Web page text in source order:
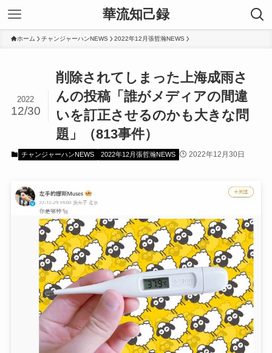
華流知己録
ホーム チャンジャーハンNEWS 2022年12月張哲瀚NEWS
削除されてしまった上海成雨さ
んの投稿「誰がメディアの間違
いを訂正させるのかも大きな問
題」（813事件）
2022
12/30
チャンジャーハンNEWS 2022年12月張哲瀚NEWS 2022年12月30日